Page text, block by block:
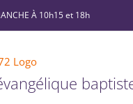
À 10h15 et 18h